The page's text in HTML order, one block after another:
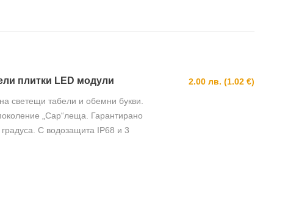
плитки LED модули
светещи табели и обемни букви.
„Cap“леща. Гарантирано
С водозащита IP68 и 3
2.00 лв. (1.02 €)